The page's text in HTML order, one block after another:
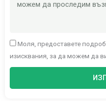
Моля, предоставете
изисквания, за да можем да